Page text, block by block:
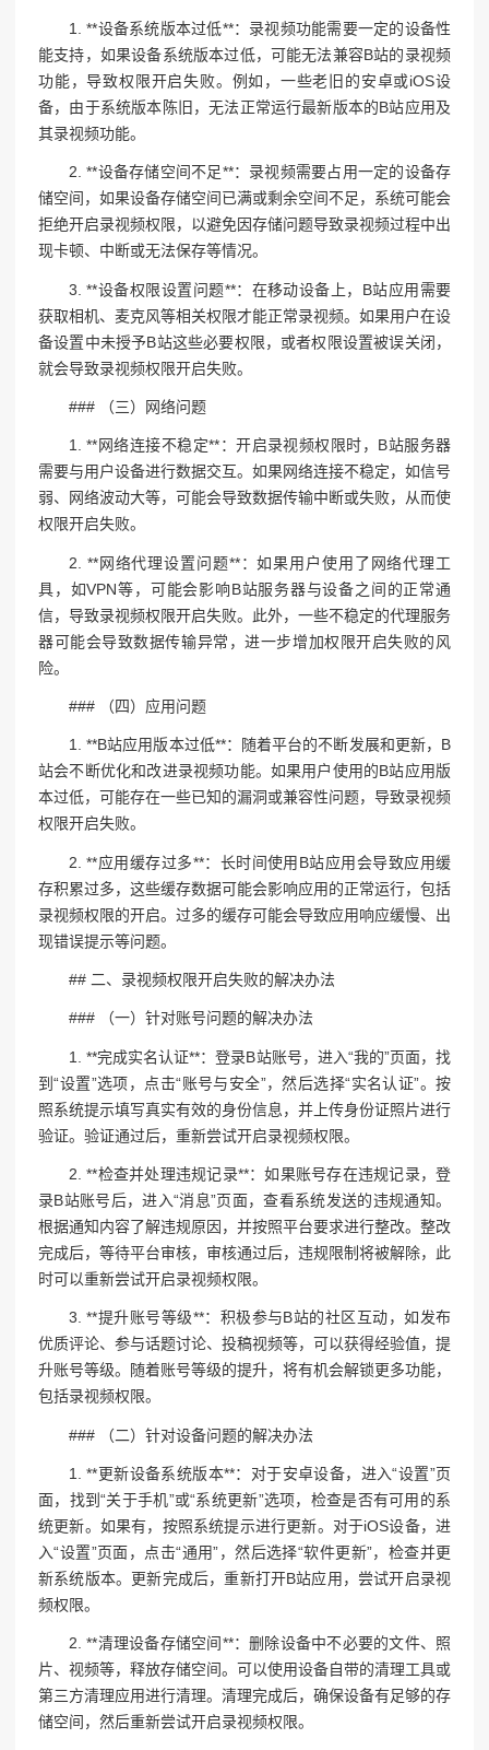
1. **设备系统版本过低**：录视频功能需要一定的设备性
能支持，如果设备系统版本过低，可能无法兼容B站的录视频
功能，导致权限开启失败。例如，一些老旧的安卓或iOS设
备，由于系统版本陈旧，无法正常运行最新版本的B站应用及
其录视频功能。
2. **设备存储空间不足**：录视频需要占用一定的设备存
储空间，如果设备存储空间已满或剩余空间不足，系统可能会
拒绝开启录视频权限，以避免因存储问题导致录视频过程中出
现卡顿、中断或无法保存等情况。
3. **设备权限设置问题**：在移动设备上，B站应用需要
获取相机、麦克风等相关权限才能正常录视频。如果用户在设
备设置中未授予B站这些必要权限，或者权限设置被误关闭，
就会导致录视频权限开启失败。
### （三）网络问题
1. **网络连接不稳定**：开启录视频权限时，B站服务器
需要与用户设备进行数据交互。如果网络连接不稳定，如信号
弱、网络波动大等，可能会导致数据传输中断或失败，从而使
权限开启失败。
2. **网络代理设置问题**：如果用户使用了网络代理工
具，如VPN等，可能会影响B站服务器与设备之间的正常通
信，导致录视频权限开启失败。此外，一些不稳定的代理服务
器可能会导致数据传输异常，进一步增加权限开启失败的风
险。
### （四）应用问题
1. **B站应用版本过低**：随着平台的不断发展和更新，B
站会不断优化和改进录视频功能。如果用户使用的B站应用版
本过低，可能存在一些已知的漏洞或兼容性问题，导致录视频
权限开启失败。
2. **应用缓存过多**：长时间使用B站应用会导致应用缓
存积累过多，这些缓存数据可能会影响应用的正常运行，包括
录视频权限的开启。过多的缓存可能会导致应用响应缓慢、出
现错误提示等问题。
## 二、录视频权限开启失败的解决办法
### （一）针对账号问题的解决办法
1. **完成实名认证**：登录B站账号，进入“我的”页面，找
到“设置”选项，点击“账号与安全”，然后选择“实名认证”。按
照系统提示填写真实有效的身份信息，并上传身份证照片进行
验证。验证通过后，重新尝试开启录视频权限。
2. **检查并处理违规记录**：如果账号存在违规记录，登
录B站账号后，进入“消息”页面，查看系统发送的违规通知。
根据通知内容了解违规原因，并按照平台要求进行整改。整改
完成后，等待平台审核，审核通过后，违规限制将被解除，此
时可以重新尝试开启录视频权限。
3. **提升账号等级**：积极参与B站的社区互动，如发布
优质评论、参与话题讨论、投稿视频等，可以获得经验值，提
升账号等级。随着账号等级的提升，将有机会解锁更多功能，
包括录视频权限。
### （二）针对设备问题的解决办法
1. **更新设备系统版本**：对于安卓设备，进入“设置”页
面，找到“关于手机”或“系统更新”选项，检查是否有可用的系
统更新。如果有，按照系统提示进行更新。对于iOS设备，进
入“设置”页面，点击“通用”，然后选择“软件更新”，检查并更
新系统版本。更新完成后，重新打开B站应用，尝试开启录视
频权限。
2. **清理设备存储空间**：删除设备中不必要的文件、照
片、视频等，释放存储空间。可以使用设备自带的清理工具或
第三方清理应用进行清理。清理完成后，确保设备有足够的存
储空间，然后重新尝试开启录视频权限。